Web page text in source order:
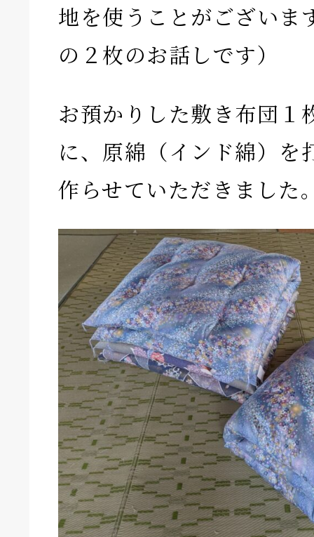
地を使うことがございま
の２枚のお話しです）
お預かりした敷き布団１
に、原綿（インド綿）を
作らせていただきました